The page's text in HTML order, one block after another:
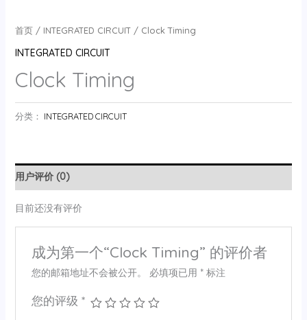
首页/ INTEGRATED CIRCUIT/ Clock Timing
INTEGRATED CIRCUIT
Clock Timing
分类： INTEGRATED CIRCUIT
用户评价 (0)
目前还没有评价
成为第一个“Clock Timing” 的评价者
您的邮箱地址不会被公开。 必填项已用 *标注
您的评级 *